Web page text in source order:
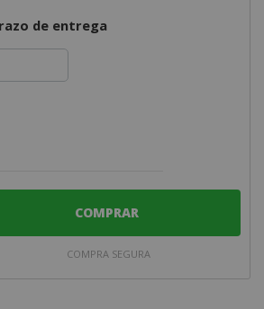
de entrega
COMPRAR
COMPRA SEGURA